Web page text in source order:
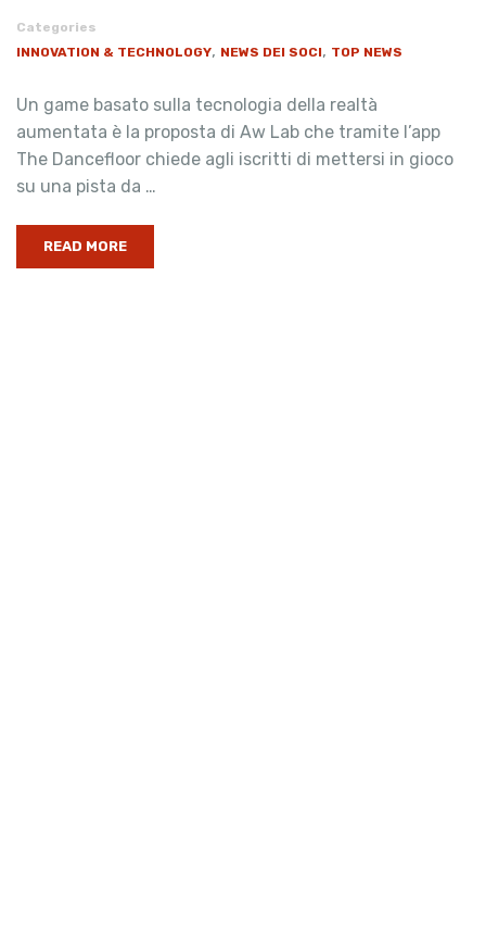
Categories
INNOVATION & TECHNOLOGY, NEWS DEI SOCI, TOP NEWS
Un game basato sulla tecnologia della realtà
aumentata è la proposta di Aw Lab che tramite l’app
The Dancefloor chiede agli iscritti di mettersi in gioco
su una pista da …
READ MORE